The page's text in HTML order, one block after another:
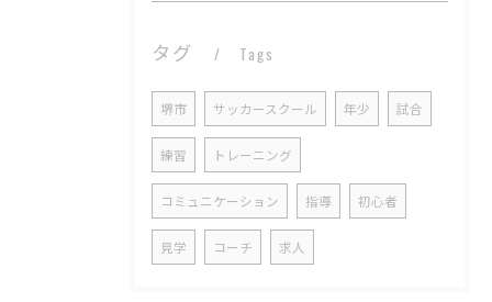
タグ Tags
堺市 サッカースクール 年少 試合
練習 トレーニング
コミュニケーション 指導 初心者
見学 コーチ 求人